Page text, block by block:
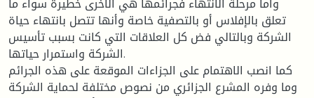
تعلق بالإفلاس أو بالتصفية خاصة وأنها تتصل بانتهاء حياة
الشركة وبالتالي فض كل العلاقات التي كانت بسبب تأسيس
الشركة واستمرار حياتها.
كما انصب الاهتمام على الجزاءات الموقعة على هذه الجرائم
وما وفره المشرع الجزائري من نصوص مختلفة لحماية الشركة